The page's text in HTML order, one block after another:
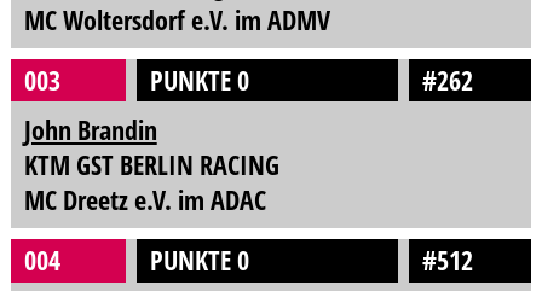
MC Woltersdorf e.V. im ADMV
003
PUNKTE 0
#262
John Brandin
KTM GST BERLIN RACING
MC Dreetz e.V. im ADAC
004
PUNKTE 0
#512